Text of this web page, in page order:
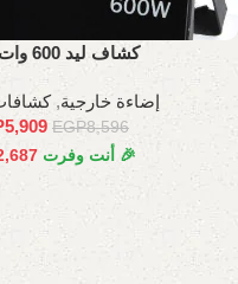
كشاف ليد 600 وات IP66
إضاءة خارجية,
EGP8,596
5,909
🎉 أنت وفرت